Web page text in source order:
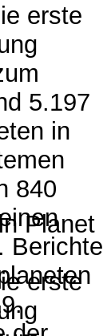
erste
5.197
in
840
Berichte
Planet
erste